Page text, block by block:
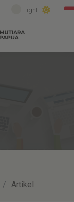
Light
Artikel